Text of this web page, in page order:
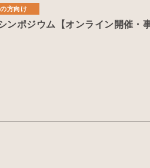
方向け
ンポジウム【オンライン開催・